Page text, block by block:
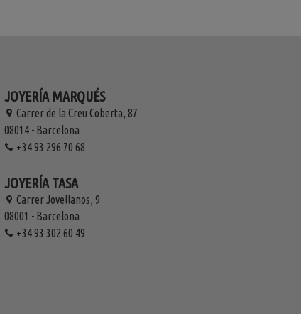
JOYERÍA MARQUÉS
Carrer de la Creu Coberta, 87
08014 - Barcelona
+34 93 296 70 68
JOYERÍA TASA
Carrer Jovellanos, 9
08001 - Barcelona
+34 93 302 60 49